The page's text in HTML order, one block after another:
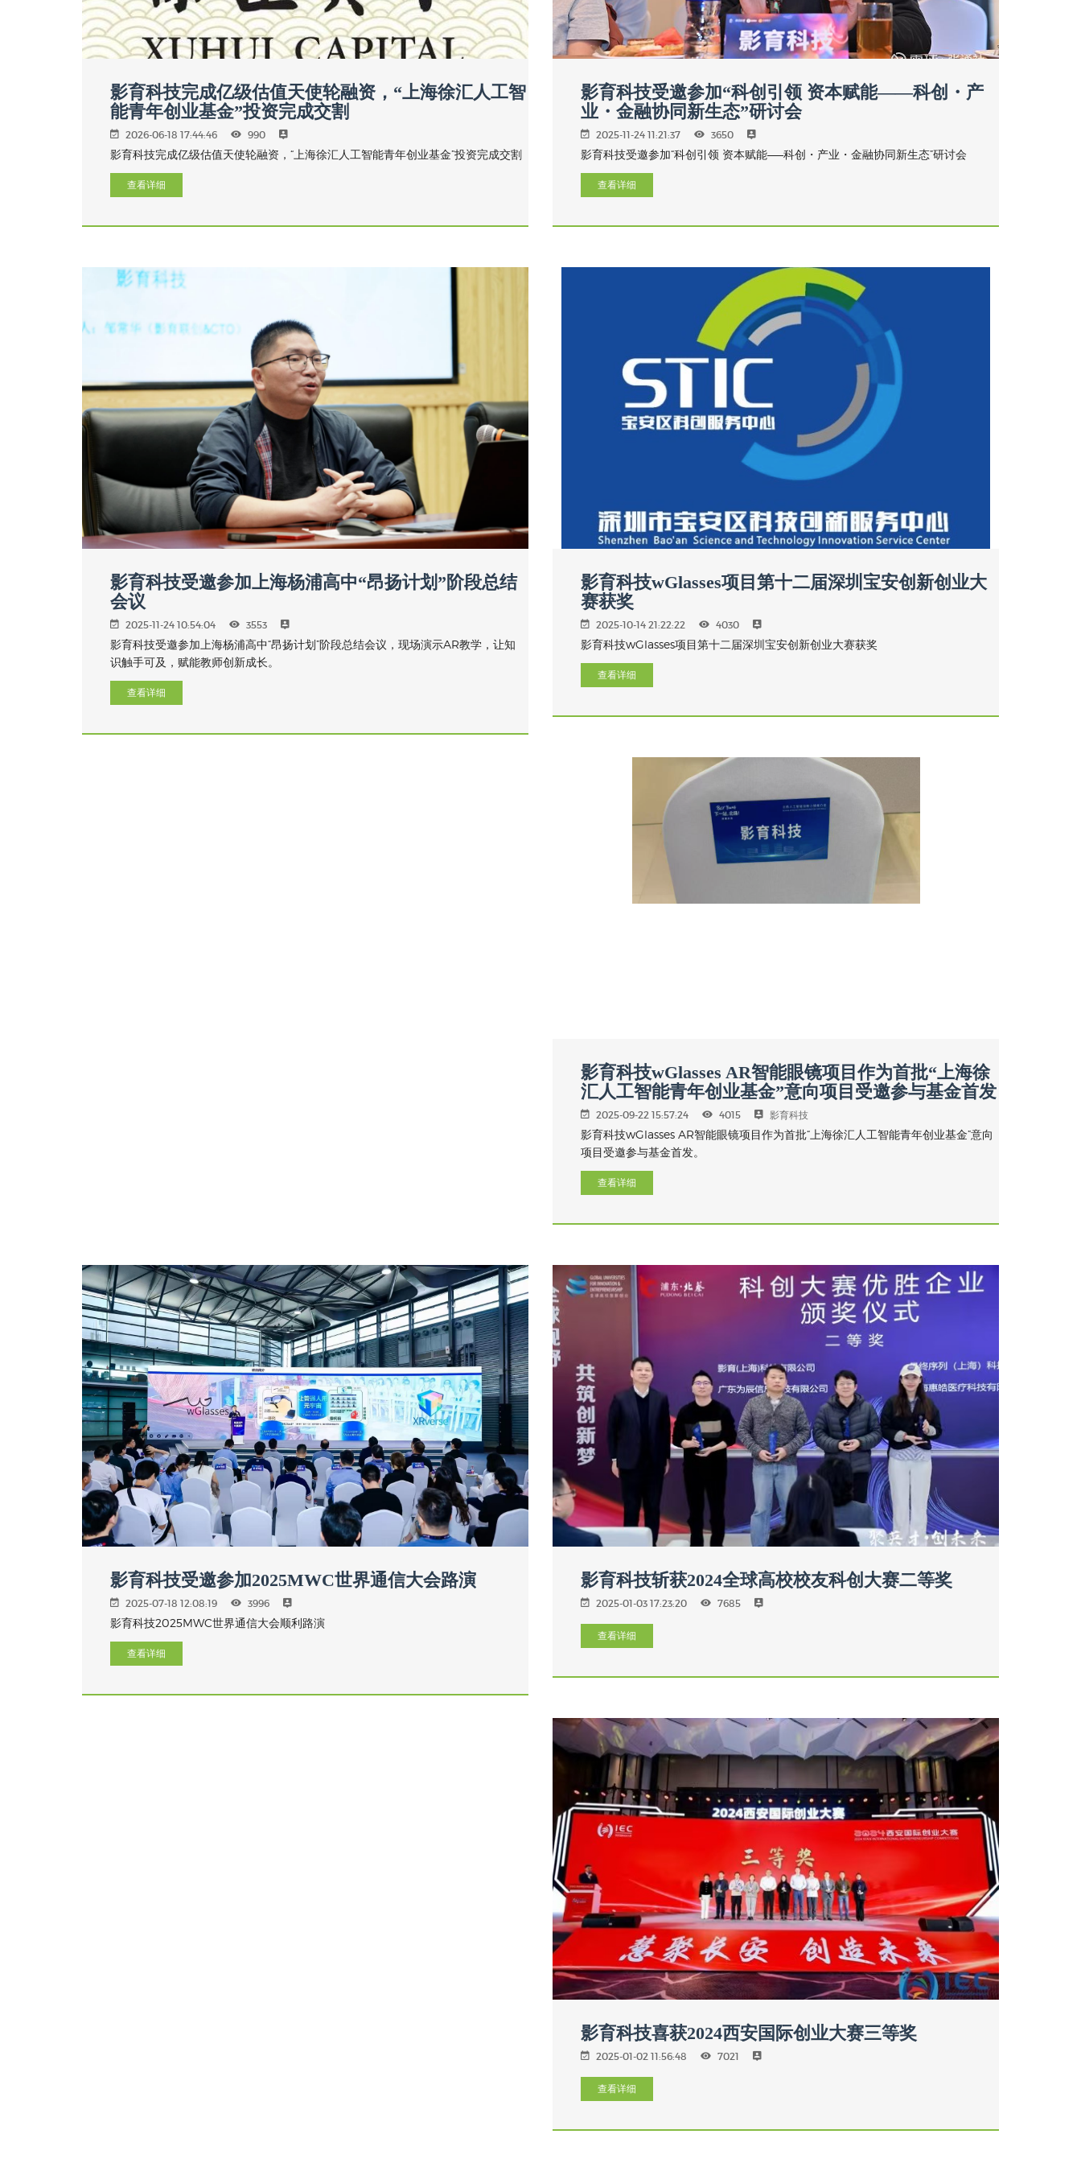
影育科技完成亿级估值天使轮融资，“上海徐汇人工智
能青年创业基金”投资完成交割
2026-06-18 17:44:46 990
影育科技完成亿级估值天使轮融资，“上海徐汇人工智能青年创业基金”投资完成交割
查看详细
影育科技受邀参加“科创引领 资本赋能——科创・产
业・金融协同新生态”研讨会
2025-11-24 11:21:37 3650
影育科技受邀参加“科创引领 资本赋能——科创・产业・金融协同新生态”研讨会
查看详细
影育科技受邀参加上海杨浦高中“昂扬计划”阶段总结
会议
2025-11-24 10:54:04 3553
影育科技受邀参加上海杨浦高中“昂扬计划”阶段总结会议，现场演示AR教学，让知
识触手可及，赋能教师创新成长。
查看详细
影育科技wGlasses项目第十二届深圳宝安创新创业大
赛获奖
2025-10-14 21:22:22 4030
影育科技wGlasses项目第十二届深圳宝安创新创业大赛获奖
查看详细
影育科技wGlasses AR智能眼镜项目作为首批“上海徐
汇人工智能青年创业基金”意向项目受邀参与基金首发
2025-09-22 15:57:24 4015 影育科技
影育科技wGlasses AR智能眼镜项目作为首批“上海徐汇人工智能青年创业基金”意向
项目受邀参与基金首发。
查看详细
影育科技受邀参加2025MWC世界通信大会路演
2025-07-18 12:08:19 3996
影育科技2025MWC世界通信大会顺利路演
查看详细
影育科技斩获2024全球高校校友科创大赛二等奖
2025-01-03 17:23:20 7685
查看详细
影育科技喜获2024西安国际创业大赛三等奖
2025-01-02 11:56:48 7021
查看详细